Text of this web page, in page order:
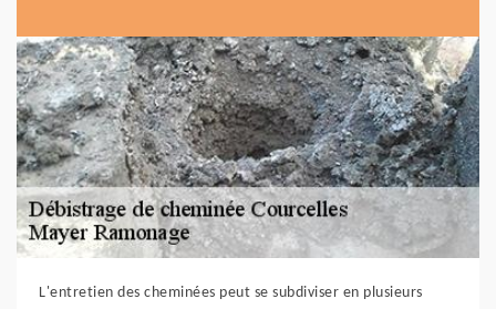
L'entretien des cheminées peut se subdiviser en plusieurs